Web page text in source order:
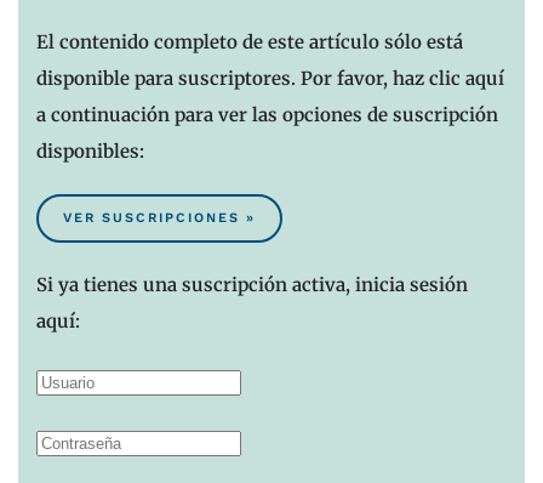
El contenido completo de este artículo sólo está
disponible para suscriptores. Por favor, haz clic aquí
a continuación para ver las opciones de suscripción
disponibles:
VER SUSCRIPCIONES »
Si ya tienes una suscripción activa, inicia sesión
aquí: